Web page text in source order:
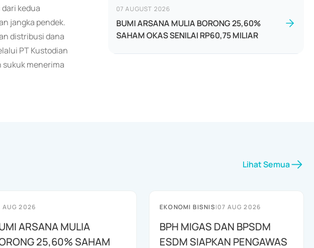
kedua
jangka pendek.
distribusi dana
PT Kustodian
sukuk menerima
07 AUGUST 2026
BUMI ARSANA MULIA BORONG 25,60%
SAHAM OKAS SENILAI RP60,75 MILIAR
Lihat Semua
AUG 2026
ARSANA MULIA
25,60% SAHAM
EKONOMI BISNIS|07 AUG 2026
BPH MIGAS DAN BPSDM
ESDM SIAPKAN PENGAWAS